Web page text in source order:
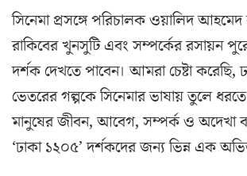
সিনেমা প্রসঙ্গে পরিচালক ওয়ালিদ
রাকিবের খুনসুটি এবং সম্পর্কের রসায়ন
দর্শক দেখতে পাবেন। আমরা চেষ্টা করেছি,
ভেতরের গল্পকে সিনেমার ভাষায় তুলে
মানুষের জীবন, আবেগ, সম্পর্ক ও অদেখা
‘ঢাকা ১২০৫’ দর্শকদের জন্য ভিন্ন এক